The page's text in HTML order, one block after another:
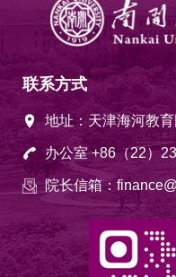
联系方式
地址：天津海河教
办公室 +86（22）
院长信箱：